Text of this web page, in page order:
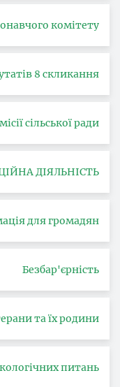
комітету
8 скликання
сільської ради
ДІЯЛЬНІСТЬ
для громадян
Безбар'єрність
та їх родини
питань